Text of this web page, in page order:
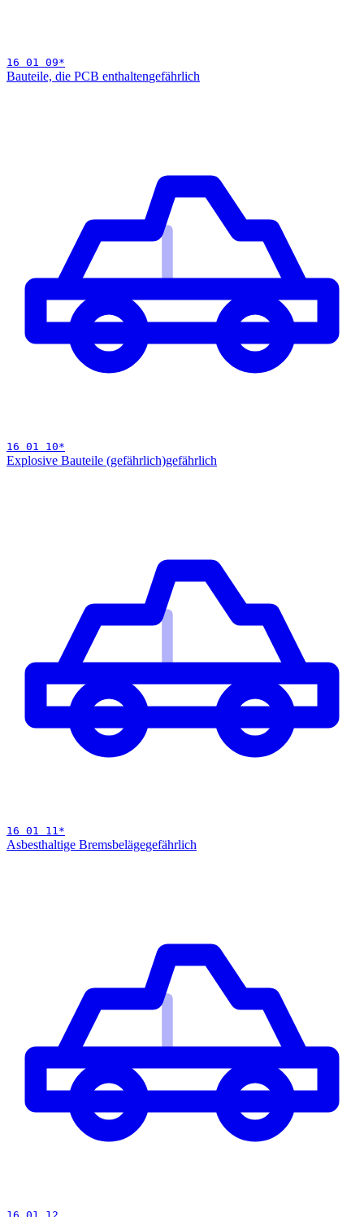
16 01 09*
Bauteile, die PCB enthaltengefährlich
16 01 10*
Explosive Bauteile (gefährlich)gefährlich
16 01 11*
Asbesthaltige Bremsbelägegefährlich